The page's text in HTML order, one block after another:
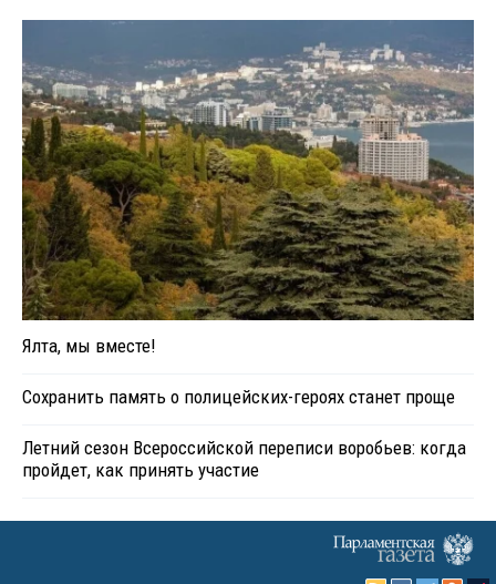
Ялта, мы вместе!
Сохранить память о полицейских-героях станет проще
Летний сезон Всероссийской переписи воробьев: когда
пройдет, как принять участие